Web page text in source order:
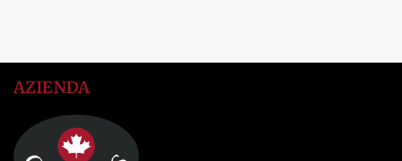
AZIENDA